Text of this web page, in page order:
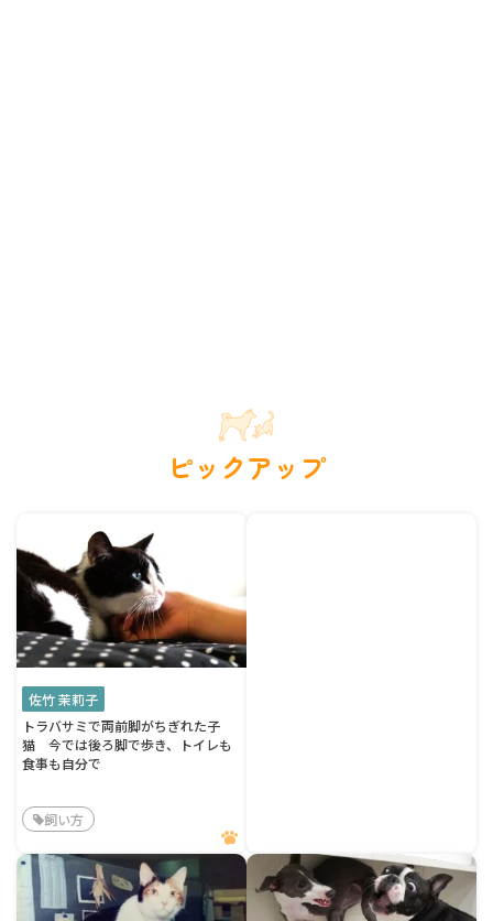
ピックアップ
佐竹 茉莉子
トラバサミで両前脚がちぎれた子
猫 今では後ろ脚で歩き、トイレも
食事も自分で
飼い方